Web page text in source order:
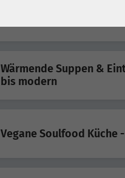
Wärmende Suppen &
bis modern
Vegane Soulfood